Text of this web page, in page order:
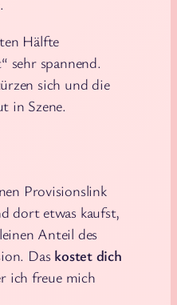
Hälfte
sehr spannend.
sich und die
in Szene.
Provisionslink
dort etwas kaufst,
Anteil des
Das kostet dich
ich freue mich